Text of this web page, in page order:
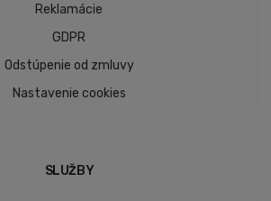
Reklamácie
GDPR
Odstúpenie od zmluvy
Nastavenie cookies
SLUŽBY